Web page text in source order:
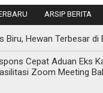
ARSIP BERITA
Biru, Hewan Terbesar di
Cepat Aduan Eks
Zoom Meeting